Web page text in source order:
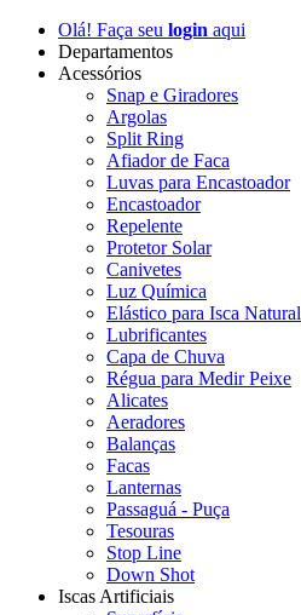
Olá! Faça seu login aqui
Departamentos
Acessórios
Snap e Giradores
Argolas
Split Ring
Afiador de Faca
Luvas para Encastoador
Encastoador
Repelente
Protetor Solar
Canivetes
Luz Química
Elástico para Isca Natural
Lubrificantes
Capa de Chuva
Régua para Medir Peixe
Alicates
Aeradores
Balanças
Facas
Lanternas
Passaguá - Puça
Tesouras
Stop Line
Down Shot
Iscas Artificiais